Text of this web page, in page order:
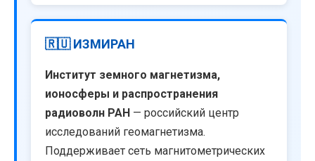
🇷🇺 ИЗМИРАН
Институт земного магнетизма,
ионосферы и распространения
радиоволн РАН — российский центр
исследований геомагнетизма.
Поддерживает сеть магнитометрических